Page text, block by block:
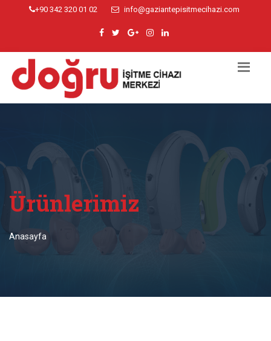
+90 342 320 01 02 info@gaziantepisitmecihazi.com
Ürünlerimiz
Anasayfa